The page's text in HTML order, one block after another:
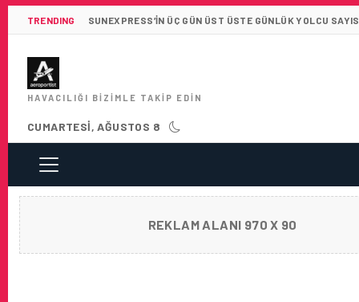
TRENDING SUNEXPRESS’IN ÜÇ GÜN ÜST ÜSTE GÜNLÜK YOLCU
HAVACILIĞI BIZIMLE TAKIP EDIN
CUMARTESI, AĞUSTOS 8
REKLAM ALANI 970 X 90